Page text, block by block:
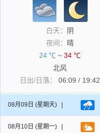
白天：
阴
夜间：
晴
24 ℃ ~ 34 ℃
北风
日出/日落：
06:09 / 19:42
08月09日 (星期天) |
08月10日 (星期一) |